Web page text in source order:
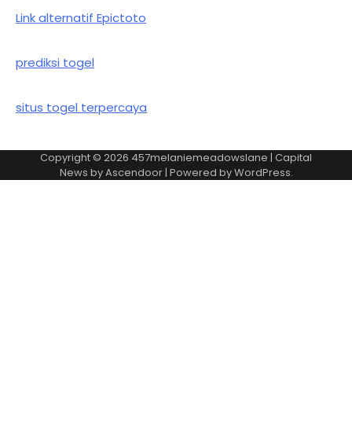
Link alternatif Epictoto
prediksi togel
situs togel terpercaya
Copyright © 2026 457melaniemeadowslane | Capital
News byAscendoor| Powered byWordPress.